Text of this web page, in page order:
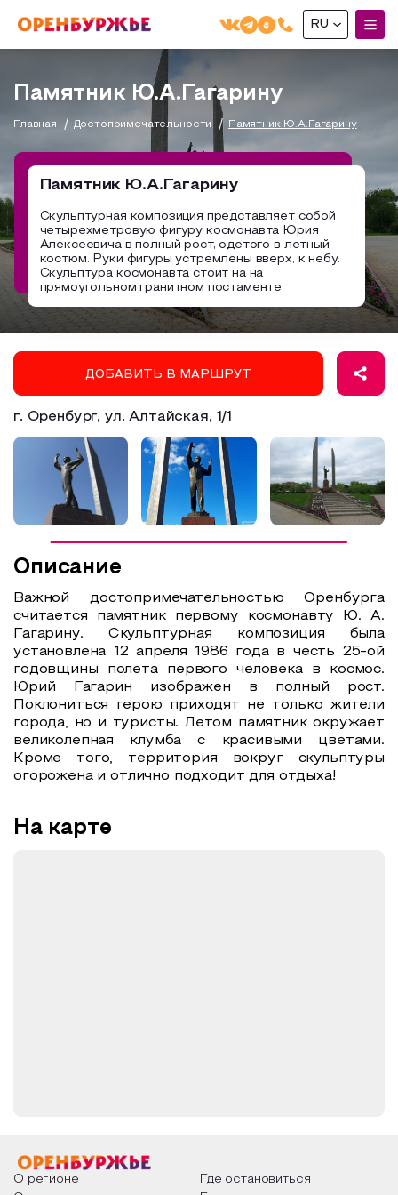
О РЕГИОНЕ
О регионе
Бузулук и Бузулукский район
Соль-Илецкий район
Саракташский район
МОЙ МАРШРУТ
Маршруты от туроператоров
Промышленный туризм
Пешеходный туризм
Сельский туризм
Образовательный туризм
Аттестованные экскурсоводы
Маршруты от экскурсоводов
Все маршруты
ГДЕ ПОЕСТЬ
ГДЕ ОСТАНОВИТЬСЯ
СУВЕНИРЫ
НАЦИОНАЛЬНЫЙ ТУРИСТСКИЙ МАРШРУТ
RU
Русский(RU)
Памятник Ю.А.Гагарину
Главная Достопримечательности Памятник Ю.А.Гагарину
Памятник Ю.А.Гагарину
Скульптурная композиция представляет собой
четырехметровую фигуру космонавта Юрия
Алексеевича в полный рост, одетого в летный
костюм. Руки фигуры устремлены вверх, к небу.
Скульптура космонавта стоит на на
прямоугольном гранитном постаменте.
ДОБАВИТЬ В МАРШРУТ
г. Оренбург, ул. Алтайская, 1/1
Описание
Важной достопримечательностью Оренбурга
считается памятник первому космонавту Ю. А.
Гагарину. Скульптурная композиция была
установлена 12 апреля 1986 года в честь 25-ой
годовщины полета первого человека в космос.
Юрий Гагарин изображен в полный рост.
Поклониться герою приходят не только жители
города, но и туристы. Летом памятник окружает
великолепная клумба с красивыми цветами.
Кроме того, территория вокруг скульптуры
огорожена и отлично подходит для отдыха!
На карте
О регионе
Где остановиться